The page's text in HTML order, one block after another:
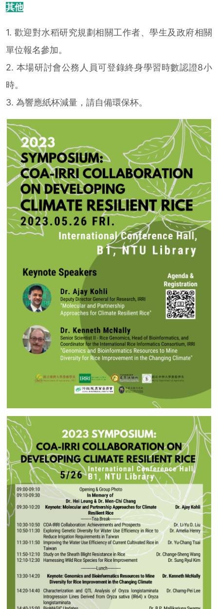
其他
1. 歡迎對水稻研究規劃相關工作者、學生及政府相關
單位報名參加。
2. 本場研討會公務人員可登錄終身學習時數認證8小
時。
3. 為響應紙杯減量，請自備環保杯。